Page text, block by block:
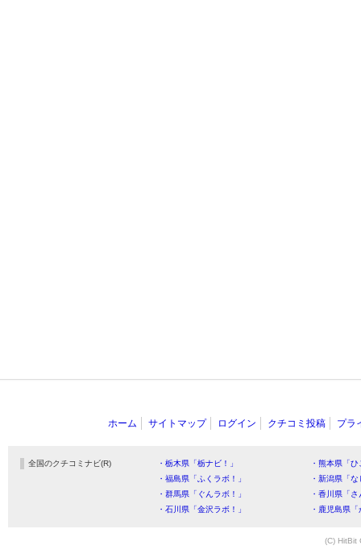
ホーム サイトマップ ログイン クチコミ投稿 プラ
全国のクチコミナビ(R) ・栃木県「栃ナビ！」
・熊本県「
・福島県「ふくラボ！」
・新潟県「
・群馬県「ぐんラボ！」
・香川県「
・石川県「金沢ラボ！」
・鹿児島県
(C) HitBit